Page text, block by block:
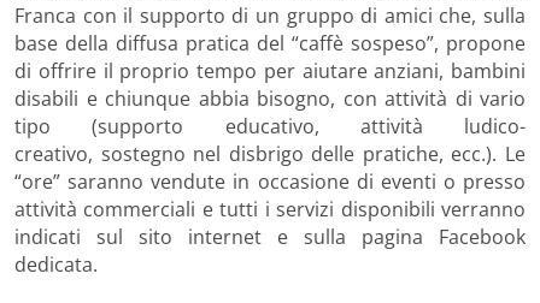
Franca con il supporto di un gruppo di amici che, sulla
base della diffusa pratica del “caffè sospeso”, propone
di offrire il proprio tempo per aiutare anziani, bambini
disabili e chiunque abbia bisogno, con attività di vario
tipo (supporto educativo, attività ludico-
creativo, sostegno nel disbrigo delle pratiche, ecc.). Le
“ore” saranno vendute in occasione di eventi o presso
attività commerciali e tutti i servizi disponibili verranno
indicati sul sito internet e sulla pagina Facebook
dedicata.